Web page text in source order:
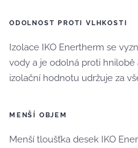
ODOLNOST PROTI VLHKOSTI
Izolace IKO Enertherm se
vody a je odolná proti hnilobě
izolační hodnotu udržuje za
MENŠÍ OBJEM
Menší tloušťka desek IKO